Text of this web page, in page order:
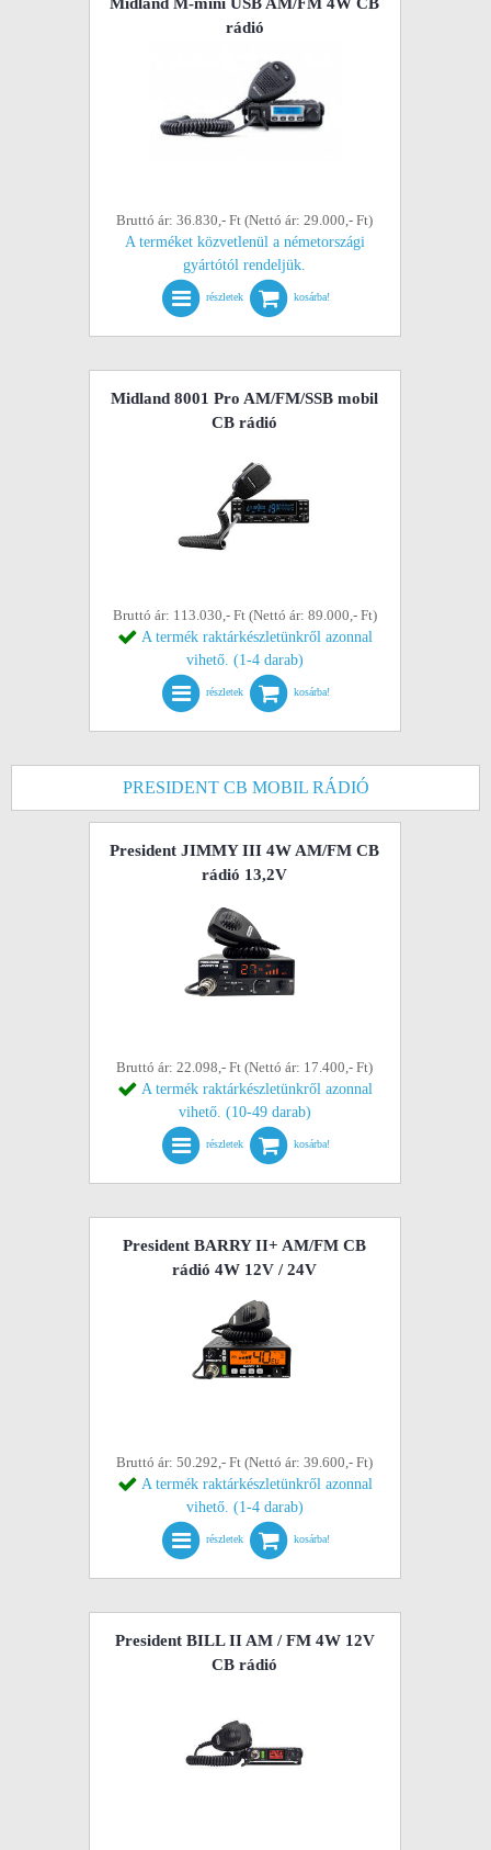
rádió
Bruttó ár: 36.830,- Ft (Nettó ár: 29.000,- Ft)
A terméket közvetlenül a németországi
gyártótól rendeljük.
részletek kosárba!
Midland 8001 Pro AM/FM/SSB mobil
CB rádió
Bruttó ár: 113.030,- Ft (Nettó ár: 89.000,- Ft)
A termék raktárkészletünkről azonnal
vihető. (1-4 darab)
részletek kosárba!
PRESIDENT CB MOBIL RÁDIÓ
President JIMMY III 4W AM/FM CB
rádió 13,2V
Bruttó ár: 22.098,- Ft (Nettó ár: 17.400,- Ft)
A termék raktárkészletünkről azonnal
vihető. (10-49 darab)
részletek kosárba!
President BARRY II+ AM/FM CB
rádió 4W 12V / 24V
Bruttó ár: 50.292,- Ft (Nettó ár: 39.600,- Ft)
A termék raktárkészletünkről azonnal
vihető. (1-4 darab)
részletek kosárba!
President BILL II AM / FM 4W 12V
CB rádió